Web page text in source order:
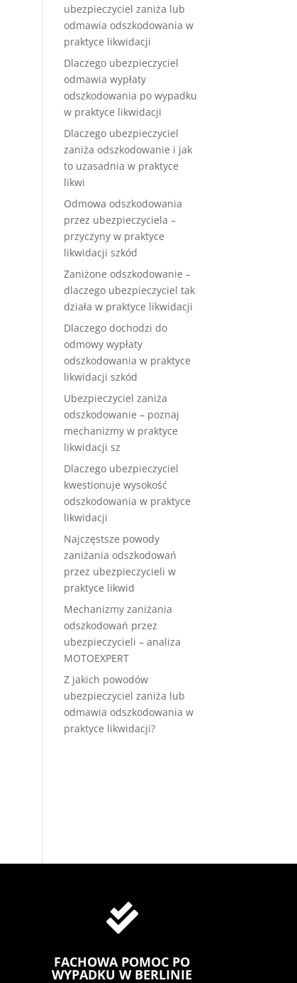
ubezpieczyciel zaniża lub
odmawia odszkodowania w
praktyce likwidacji
Dlaczego ubezpieczyciel
odmawia wypłaty
odszkodowania po wypadku
w praktyce likwidacji
Dlaczego ubezpieczyciel
zaniża odszkodowanie i jak
to uzasadnia w praktyce
likwi
Odmowa odszkodowania
przez ubezpieczyciela –
przyczyny w praktyce
likwidacji szkód
Zaniżone odszkodowanie –
dlaczego ubezpieczyciel tak
działa w praktyce likwidacji
Dlaczego dochodzi do
odmowy wypłaty
odszkodowania w praktyce
likwidacji szkód
Ubezpieczyciel zaniża
odszkodowanie – poznaj
mechanizmy w praktyce
likwidacji sz
Dlaczego ubezpieczyciel
kwestionuje wysokość
odszkodowania w praktyce
likwidacji
Najczęstsze powody
zaniżania odszkodowań
przez ubezpieczycieli w
praktyce likwid
Mechanizmy zaniżania
odszkodowań przez
ubezpieczycieli – analiza
MOTOEXPERT
Z jakich powodów
ubezpieczyciel zaniża lub
odmawia odszkodowania w
praktyce likwidacji?

FACHOWA POMOC PO
WYPADKU W BERLINIE